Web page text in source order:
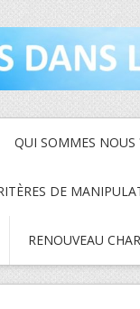
QUI SOMMES NOUS
DE
RENOUVEAU